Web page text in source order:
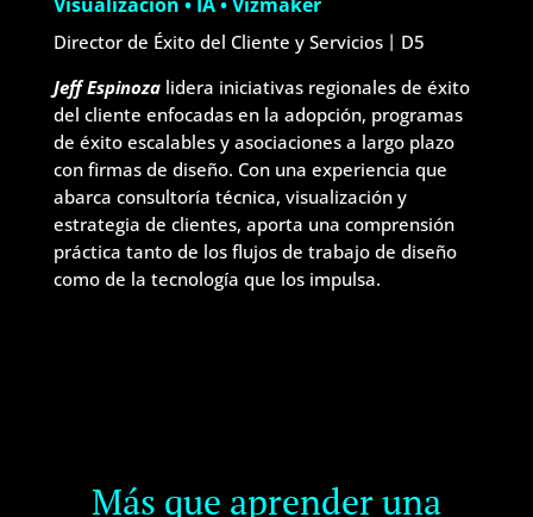
Director de Éxito del Cliente y Servicios丨D5
Jeff Espinozalidera iniciativas regionales de éxito
del cliente enfocadas en la adopción, programas
de éxito escalables y asociaciones a largo plazo
con firmas de diseño. Con una experiencia que
abarca consultoría técnica, visualización y
estrategia de clientes, aporta una comprensión
práctica tanto de los flujos de trabajo de diseño
como de la tecnología que los impulsa.
Más que aprender una